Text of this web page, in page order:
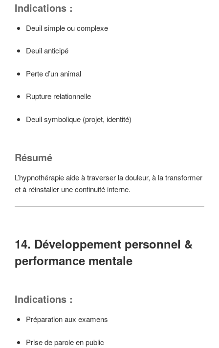
Indications :
Deuil simple ou complexe
Deuil anticipé
Perte d’un animal
Rupture relationnelle
Deuil symbolique (projet, identité)
Résumé
L’hypnothérapie aide à traverser la douleur, à la transformer
et à réinstaller une continuité interne.
14. Développement personnel &
performance mentale
Indications :
Préparation aux examens
Prise de parole en public